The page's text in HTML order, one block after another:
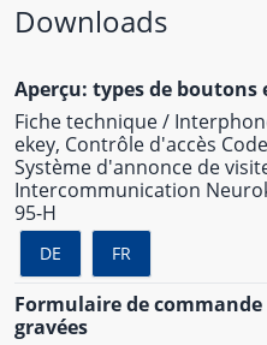
Downloads
Aperçu: types de
Fiche technique /
ekey, Contrôle d'accès
Système d'annonce de
Intercommunication
95-H
DE FR
Formulaire de
gravées